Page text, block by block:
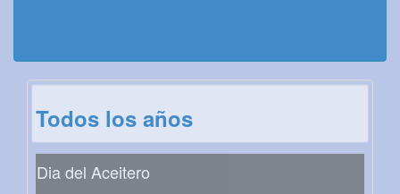
Todos los años
Dia del Aceitero